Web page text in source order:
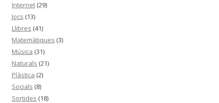
Internet (29)
Jocs (13)
Llibres (41)
Matemàtiques (3)
Música (31)
Naturals (21)
Plàstica (2)
Socials (8)
Sortides (18)